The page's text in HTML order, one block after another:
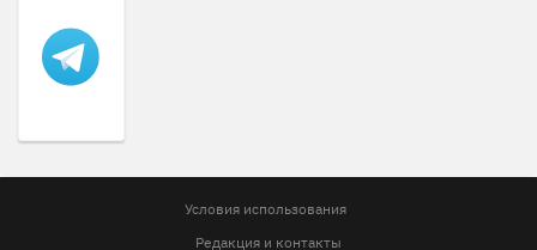
Условия использования
Редакция и контакты